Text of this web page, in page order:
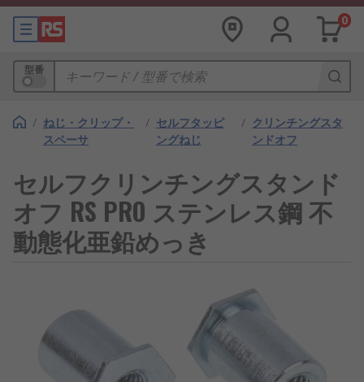
0
型番
/ ねじ・クリップ・
スペーサ
/ セルフタッピ
ングねじ
/ クリンチングスタ
ンドオフ
セルフクリンチングスタンド
オフ RS PRO ステンレス鋼 不
動態化亜鉛めっき